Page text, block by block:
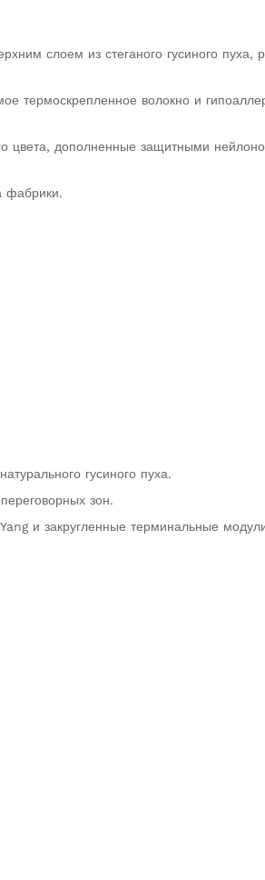
слоем из стеганого гусиного пуха,
термоскрепленное волокно и
цвета, дополненные защитными
фабрики.
гусиного пуха.
зон.
и закругленные терминальные